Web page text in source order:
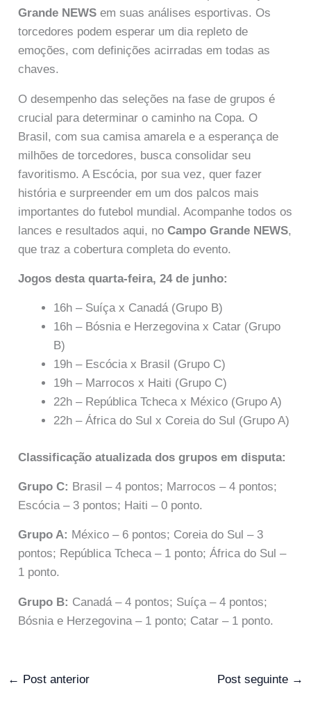
Grande NEWS em suas análises esportivas. Os
torcedores podem esperar um dia repleto de
emoções, com definições acirradas em todas as
chaves.
O desempenho das seleções na fase de grupos é
crucial para determinar o caminho na Copa. O
Brasil, com sua camisa amarela e a esperança de
milhões de torcedores, busca consolidar seu
favoritismo. A Escócia, por sua vez, quer fazer
história e surpreender em um dos palcos mais
importantes do futebol mundial. Acompanhe todos os
lances e resultados aqui, noCampo Grande NEWS,
que traz a cobertura completa do evento.
Jogos desta quarta-feira, 24 de junho:
16h – Suíça x Canadá (Grupo B)
16h – Bósnia e Herzegovina x Catar (Grupo
B)
19h – Escócia x Brasil (Grupo C)
19h – Marrocos x Haiti (Grupo C)
22h – República Tcheca x México (Grupo A)
22h – África do Sul x Coreia do Sul (Grupo A)
Classificação atualizada dos grupos em disputa:
Grupo C: Brasil – 4 pontos; Marrocos – 4 pontos;
Escócia – 3 pontos; Haiti – 0 ponto.
Grupo A: México – 6 pontos; Coreia do Sul – 3
pontos; República Tcheca – 1 ponto; África do Sul –
1 ponto.
Grupo B: Canadá – 4 pontos; Suíça – 4 pontos;
Bósnia e Herzegovina – 1 ponto; Catar – 1 ponto.
← Post anterior Post seguinte →